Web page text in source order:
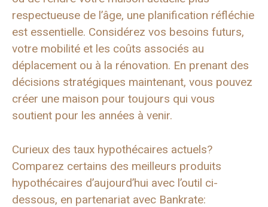
respectueuse de l’âge, une planification réfléchie
est essentielle. Considérez vos besoins futurs,
votre mobilité et les coûts associés au
déplacement ou à la rénovation. En prenant des
décisions stratégiques maintenant, vous pouvez
créer une maison pour toujours qui vous
soutient pour les années à venir.
Curieux des taux hypothécaires actuels?
Comparez certains des meilleurs produits
hypothécaires d’aujourd’hui avec l’outil ci-
dessous, en partenariat avec Bankrate: